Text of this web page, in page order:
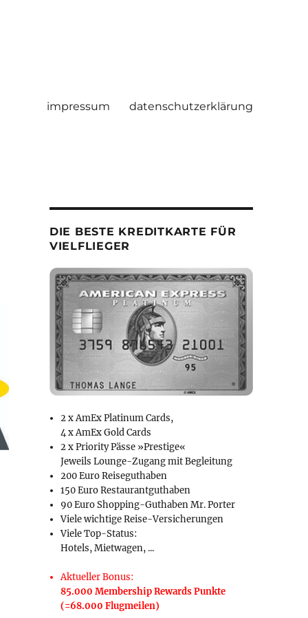
impressum datenschutzerklärung
DIE BESTE KREDITKARTE FÜR
VIELFLIEGER
2 x AmEx Platinum Cards,
4 x AmEx Gold Cards
2 x Priority Pässe »Prestige«
Jeweils Lounge-Zugang mit Begleitung
200 Euro Reiseguthaben
150 Euro Restaurantguthaben
90 Euro Shopping-Guthaben Mr. Porter
Viele wichtige Reise-Versicherungen
Viele Top-Status:
Hotels, Mietwagen, ...
Aktueller Bonus:
85.000 Membership Rewards Punkte
(=68.000 Flugmeilen)